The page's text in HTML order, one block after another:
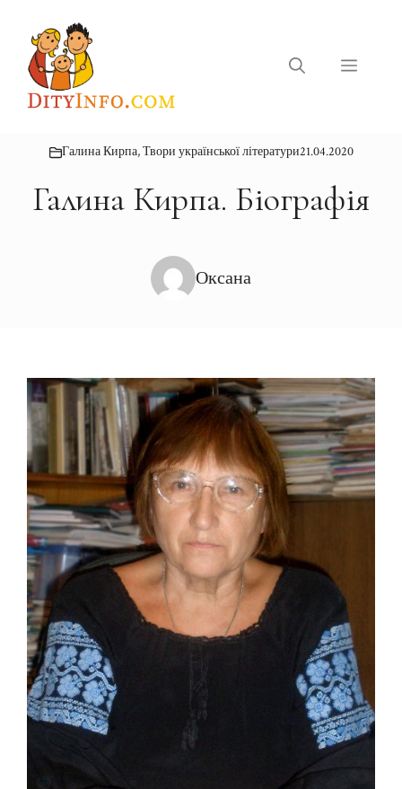
вмісту
Меню
Галина Кирпа,Твори української літератури21.04.2020
Галина Кирпа. Біографія
Оксана